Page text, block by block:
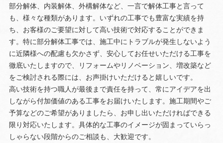
部分解体、内装解体、外構解体など、一言で解体工事と言って
も、様々な種類があります。いずれの工事でも豊富な実績を持
ち、お客様のご要望に対して高い技術で対応することができま
す。特に部分解体工事では、施工中にトラブルが発生しないよう
に近隣様への配慮も欠かさず、安心してお任せいただける工事を
徹底いたしますので、リフォームやリノベーション、増改築など
をご検討される際には、お声掛けいただけると嬉しいです。
高い技術を持つ職人が最後まで責任を持って、常にアイデアを出
しながら付加価値のある工事をお届けいたします。施工期間やご
予算などのご希望がありましたら、お申し出いただければできる
限り対応いたします。具体的な工事のイメージが固まっていらっ
しゃらない段階からのご相談も、大歓迎です。